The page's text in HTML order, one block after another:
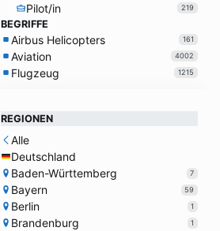
Pilot/in 219
BEGRIFFE
Airbus Helicopters 161
Aviation 4002
Flugzeug 1215
REGIONEN
Alle
Deutschland
Baden-Württemberg
7
Bayern 59
Berlin 1
Brandenburg 1